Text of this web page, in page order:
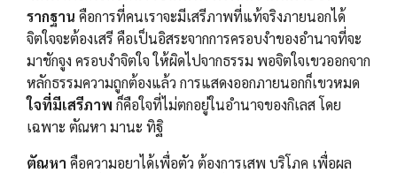
รากฐาน คือการที่คนเราจะมีเสรีภาพที่แท้จริงภายนอกได้
จิตใจจะต้องเสรี คือเป็นอิสระจากการครอบงำของอำนาจที่จะ
มาชักจูง ครอบงำจิตใจ ให้ผิดไปจากธรรม พอจิตใจเขวออกจาก
หลักธรรมความถูกต้องแล้ว การแสดงออกภายนอกก็เขวหมด
ใจที่มีเสรีภาพ ก็คือใจที่ไม่ตกอยู่ในอำนาจของกิเลส โดย
เฉพาะ ตัณหา มานะ ทิฐิ
ตัณหา คือความอยาได้เพื่อตัว ต้องการเสพ บริโภค เพื่อผล